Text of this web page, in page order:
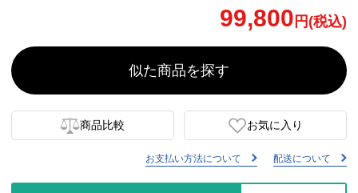
99,800 円(税込)
似た商品を探す
商品比較 お気に入り
お支払い方法について 配送について